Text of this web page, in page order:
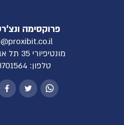
פרוקסימה
מונטיפיורי 35 תל אביב 65201
טלפון: